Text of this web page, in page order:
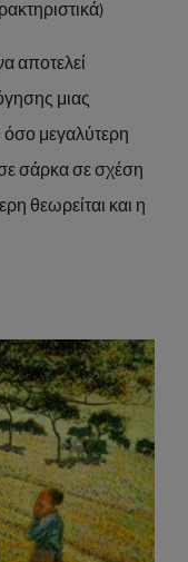
αποτελεί
μιας
όσο μεγαλύτερη
σε σάρκα σε σχέση
θεωρείται και η